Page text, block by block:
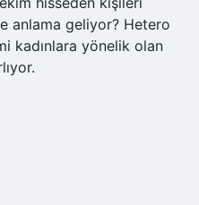
anlama geliyor? Hetero
kadınlara yönelik olan